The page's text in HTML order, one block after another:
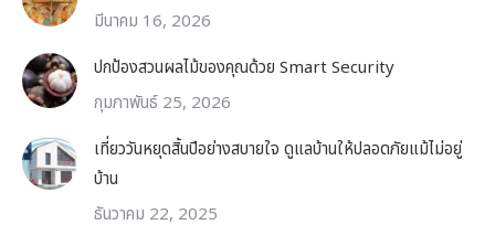
มีนาคม 16, 2026
ปกป้องสวนผลไม้ของคุณด้วย Smart Security
กุมภาพันธ์ 25, 2026
เที่ยววันหยุดสิ้นปีอย่างสบายใจ ดูแลบ้านให้ปลอดภัยแม้ไม่อยู่
บ้าน
ธันวาคม 22, 2025